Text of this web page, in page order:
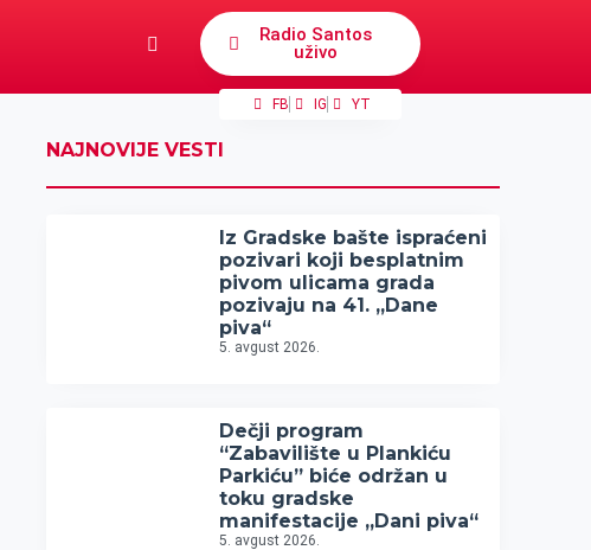
Radio Santos
uživo
FB IG YT
NAJNOVIJE VESTI
Iz Gradske bašte ispraćeni
pozivari koji besplatnim
pivom ulicama grada
pozivaju na 41. „Dane
piva“
5. avgust 2026.
Dečji program
“Zabavilište u Plankiću
Parkiću” biće održan u
toku gradske
manifestacije „Dani piva“
5. avgust 2026.